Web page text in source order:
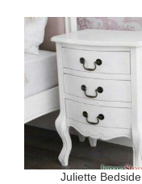
Juliette Bedside